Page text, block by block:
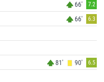
66' 7.2
66' 6.3
81' 90' 6.5